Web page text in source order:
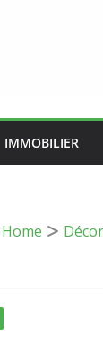
IMMOBILIER
Home